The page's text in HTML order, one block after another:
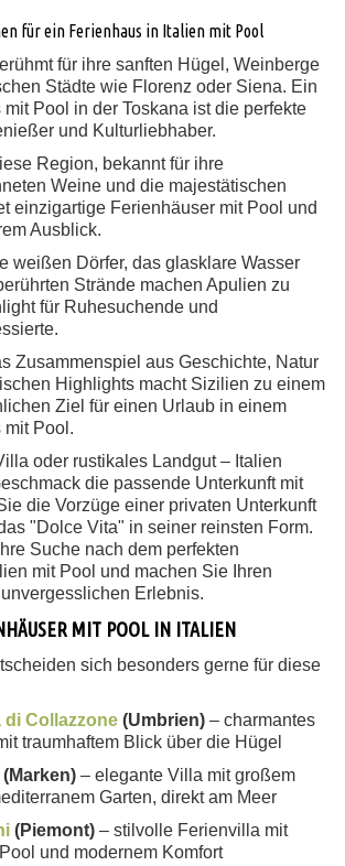
für ein Ferienhaus in Italien mit Pool
für ihre sanften Hügel, Weinberge
Städte wie Florenz oder Siena. Ein
mit Pool in der Toskana ist die perfekte
und Kulturliebhaber.
Region, bekannt für ihre
Weine und die majestätischen
einzigartige Ferienhäuser mit Pool und
Ausblick.
weißen Dörfer, das glasklare Wasser
Strände machen Apulien zu
für Ruhesuchende und
Zusammenspiel aus Geschichte, Natur
Highlights macht Sizilien zu einem
Ziel für einen Urlaub in einem
mit Pool.
oder rustikales Landgut – Italien
die passende Unterkunft mit
die Vorzüge einer privaten Unterkunft
"Dolce Vita" in seiner reinsten Form.
Suche nach dem perfekten
mit Pool und machen Sie Ihren
Erlebnis.
MIT POOL IN ITALIEN
sich besonders gerne für diese
di Collazzone (Umbrien) – charmantes
traumhaftem Blick über die Hügel
(Marken) – elegante Villa mit großem
Garten, direkt am Meer
(Piemont) – stilvolle Ferienvilla mit
und modernem Komfort